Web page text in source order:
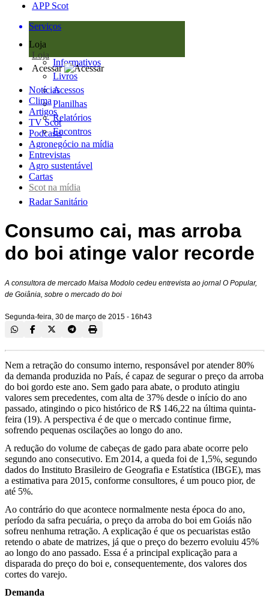
APP Scot
Serviços
Loja
Loja
Informativos
Livros
Acessos
Planilhas
Relatórios
Encontros
Acessar
Notícias
Clima
Artigos
TV Scot
Podcasts
Agronegócio na mídia
Entrevistas
Agro sustentável
Cartas
Scot na mídia
Radar Sanitário
Consumo cai, mas arroba
do boi atinge valor recorde
A consultora de mercado Maisa Modolo cedeu entrevista ao jornal O Popular,
de Goiânia, sobre o mercado do boi
Segunda-feira, 30 de março de 2015 - 16h43
Nem a retração do consumo interno, responsável por atender 80%
da demanda produzida no País, é capaz de segurar o preço da arroba
do boi gordo este ano. Sem gado para abate, o produto atingiu
valores sem precedentes, com alta de 37% desde o início do ano
passado, atingindo o pico histórico de R$ 146,22 na última quinta-
feira (19). A perspectiva é de que o mercado continue firme,
sofrendo pequenas oscilações ao longo do ano.
A redução do volume de cabeças de gado para abate ocorre pelo
segundo ano consecutivo. Em 2014, a queda foi de 1,5%, segundo
dados do Instituto Brasileiro de Geografia e Estatística (IBGE), mas
a estimativa para 2015, conforme consultores, é um pouco pior, de
até 5%.
Ao contrário do que acontece normalmente nesta época do ano,
período da safra pecuária, o preço da arroba do boi em Goiás não
sofreu nenhuma retração. A explicação é que os pecuaristas estão
retendo o abate de matrizes, já que o preço do bezerro evoluiu 45%
ao longo do ano passado. Essa é a principal explicação para a
disparada do preço do boi e, consequentemente, dos valores dos
cortes do varejo.
Demanda